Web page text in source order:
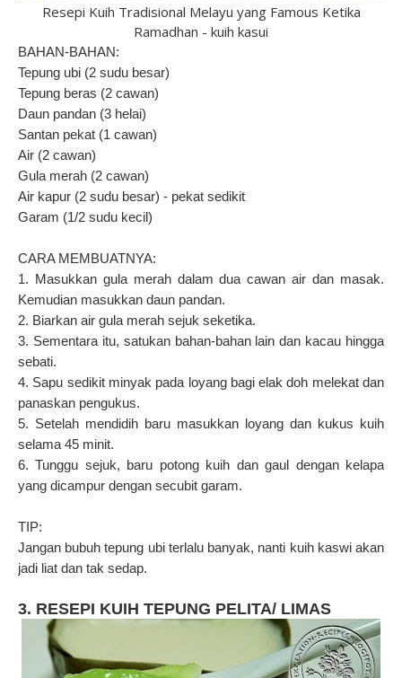
Resepi Kuih Tradisional Melayu yang Famous Ketika
Ramadhan - kuih kasui
BAHAN-BAHAN:
Tepung ubi (2 sudu besar)
Tepung beras (2 cawan)
Daun pandan (3 helai)
Santan pekat (1 cawan)
Air (2 cawan)
Gula merah (2 cawan)
Air kapur (2 sudu besar) - pekat sedikit
Garam (1/2 sudu kecil)
CARA MEMBUATNYA:
1. Masukkan gula merah dalam dua cawan air dan masak.
Kemudian masukkan daun pandan.
2. Biarkan air gula merah sejuk seketika.
3. Sementara itu, satukan bahan-bahan lain dan kacau hingga
sebati.
4. Sapu sedikit minyak pada loyang bagi elak doh melekat dan
panaskan pengukus.
5. Setelah mendidih baru masukkan loyang dan kukus kuih
selama 45 minit.
6. Tunggu sejuk, baru potong kuih dan gaul dengan kelapa
yang dicampur dengan secubit garam.
TIP:
Jangan bubuh tepung ubi terlalu banyak, nanti kuih kaswi akan
jadi liat dan tak sedap.
3. RESEPI KUIH TEPUNG PELITA/ LIMAS